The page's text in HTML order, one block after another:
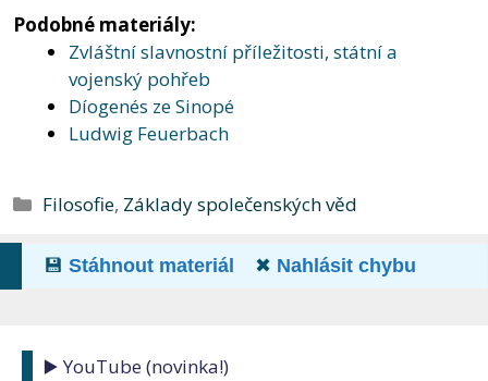
Podobné materiály:
Zvláštní slavnostní příležitosti, státní a
vojenský pohřeb
Díogenés ze Sinopé
Ludwig Feuerbach
Rubriky
Filosofie, Základy společenských věd
💾 Stáhnout materiál ✖ Nahlásit chybu
▶️ YouTube (novinka!)